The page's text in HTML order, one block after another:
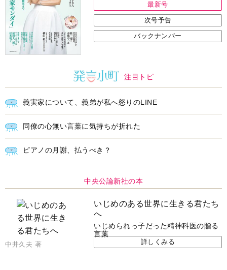
最新号
次号予告
バックナンバー
注目トピ
義実家について、義弟が私へ怒りのLINE
同僚の心無い言葉に気持ちが折れた
ピアノの月謝、払うべき？
中央公論新社の本
いじめのある世界に生きる君たち
へ
いじめられっ子だった精神科医の贈る
言葉
中井久夫 著 詳しくみる